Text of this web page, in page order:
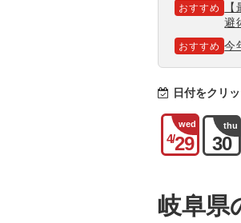
おすすめ
避
おすすめ 今
日付をクリ
wed
4/29
thu
30
岐阜県